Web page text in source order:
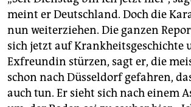
meint er Deutschland. Doch die
nun weiterziehen. Die ganzen
sich jetzt auf Krankheitsgeschichte
Exfreundin stürzen, sagt er, die
schon nach Düsseldorf gefahren,
auch tun. Er sieht sich nach einem